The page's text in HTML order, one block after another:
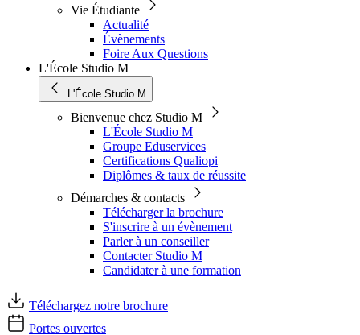
Vie Étudiante
Actualité
Évènements
Foire Aux Questions
L'École Studio M
L'École Studio M
Bienvenue chez Studio M
L'École Studio M
Groupe Eduservices
Certifications Qualiopi
Diplômes & taux de réussite
Démarches & contacts
Télécharger la brochure
S'inscrire à un évènement
Parler à un conseiller
Contacter Studio M
Candidater à une formation
Téléchargez notre brochure
Portes ouvertes